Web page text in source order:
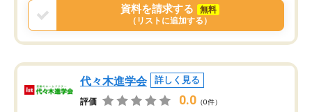
資料を請求する
無料
（リストに追加する）
代々木進学会 詳しく見る
評価 0.0 （0件）